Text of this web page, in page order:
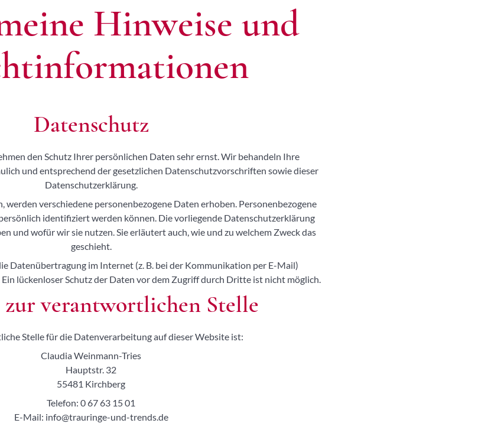
Hinweise und
Datenschutz
den Schutz Ihrer persönlichen Daten sehr ernst. Wir behandeln Ihre
und entsprechend der gesetzlichen Datenschutzvorschriften sowie dieser
Datenschutzerklärung.
werden verschiedene personenbezogene Daten erhoben. Personenbezogene
identifiziert werden können. Die vorliegende Datenschutzerklärung
und wofür wir sie nutzen. Sie erläutert auch, wie und zu welchem Zweck das
geschieht.
Datenübertragung im Internet (z. B. bei der Kommunikation per E-Mail)
lückenloser Schutz der Daten vor dem Zugriff durch Dritte ist nicht möglich.
verantwortlichen Stelle
Stelle für die Datenverarbeitung auf dieser Website ist:
Claudia Weinmann-Tries
Hauptstr. 32
55481 Kirchberg
Telefon: 0 67 63 15 01
E-Mail: info@trauringe-und-trends.de